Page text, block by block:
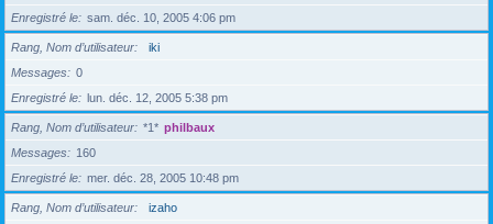
Enregistré le
sam. déc. 10, 2005 4:06 pm
Rang, Nom d’utilisateur
iki
Messages
0
Enregistré le
lun. déc. 12, 2005 5:38 pm
Rang, Nom d’utilisateur *1* philbaux
Messages
160
Enregistré le
mer. déc. 28, 2005 10:48 pm
Rang, Nom d’utilisateur
izaho